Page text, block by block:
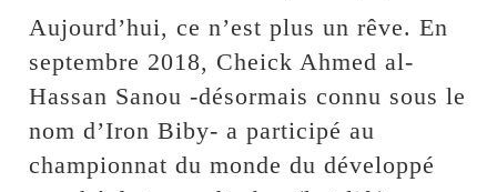
Aujourd’hui, ce n’est plus un rêve. En
septembre 2018, Cheick Ahmed al-
Hassan Sanou -désormais connu sous le
nom d’Iron Biby- a participé au
championnat du monde du développé